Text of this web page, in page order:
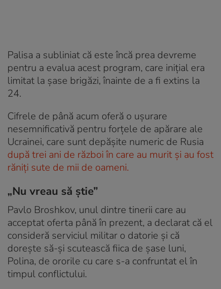
Palisa a subliniat că este încă prea devreme
pentru a evalua acest program, care inițial era
limitat la șase brigăzi, înainte de a fi extins la
24.
Cifrele de până acum oferă o ușurare
nesemnificativă pentru forțele de apărare ale
Ucrainei, care sunt depășite numeric de Rusia
după trei ani de război în care au murit și au fost
răniți sute de mii de oameni.
„Nu vreau să știe”
Pavlo Broshkov, unul dintre tinerii care au
acceptat oferta până în prezent, a declarat că el
consideră serviciul militar o datorie și că
dorește să-și scutească fiica de șase luni,
Polina, de ororile cu care s-a confruntat el în
timpul conflictului.